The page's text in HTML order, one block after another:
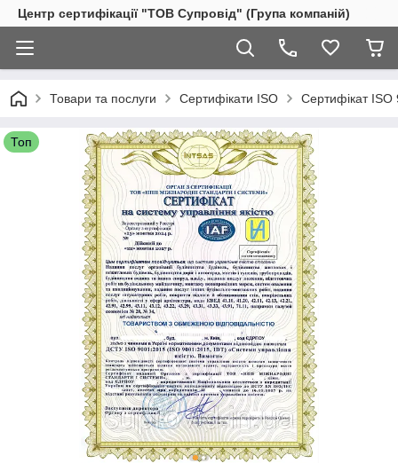
Центр сертифікації "ТОВ Супровід" (Група компаній)
Товари та послуги Сертифікати ISO Сертифікат ISO
Топ